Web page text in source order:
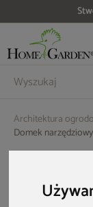
Do
Architektura
Domek